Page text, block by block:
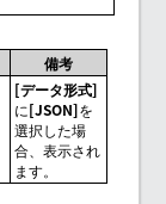
備考
[データ形式]
に[JSON]を
選択した場
合、表示され
ます。